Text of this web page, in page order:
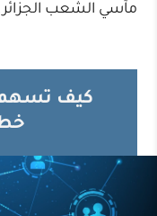
مآسي الشعب
كيف تسهم